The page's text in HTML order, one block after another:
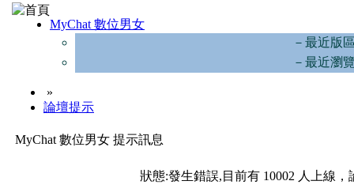
MyChat 數位男女
－最近版
－最近瀏
»
論壇提示
MyChat 數位男女 提示訊息
狀態:發生錯誤,目前有 10002 人上線